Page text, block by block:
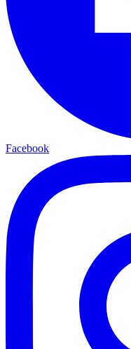
Facebook